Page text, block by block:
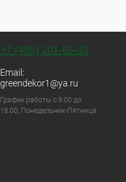
+7 (495) 201-65-35
Email:
greendekor1@ya.ru
График работы с 9.00 до
18.00, Понедельник-Пятница